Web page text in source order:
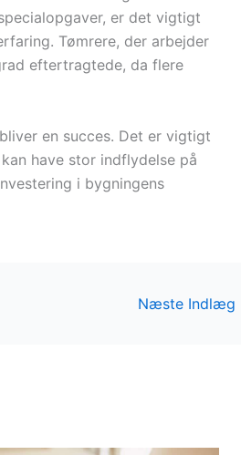
er det vigtigt
Tømrere, der arbejder
eftertragtede, da flere
en succes. Det er vigtigt
have stor indflydelse på
i bygningens
Næste Indlæg